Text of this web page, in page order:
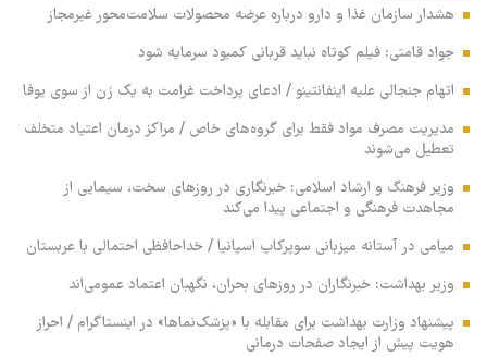
هشدار سازمان غذا و دارو درباره عرضه محصولات سلامت‌محور غیرمجاز
جواد قامتی: فیلم کوتاه نباید قربانی کمبود سرمایه شود
اتهام جنجالی علیه اینفانتینو / ادعای پرداخت غرامت به یک زن از سوی یوفا
مدیریت مصرف مواد فقط برای گروه‌های خاص / مراکز درمان اعتیاد متخلف
تعطیل می‌شوند
وزیر فرهنگ و ارشاد اسلامی: خبرنگاری در روزهای سخت، سیمایی از
مجاهدت فرهنگی و اجتماعی پیدا می‌کند
میامی در آستانه میزبانی سوپرکاپ اسپانیا / خداحافظی احتمالی با عربستان
وزیر بهداشت: خبرنگاران در روزهای بحران، نگهبان اعتماد عمومی‌اند
پیشنهاد وزارت بهداشت برای مقابله با «پزشک‌نماها» در اینستاگرام / احراز
هویت پیش از ایجاد صفحات درمانی